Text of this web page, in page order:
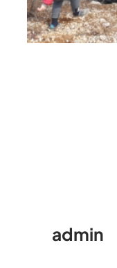
admin